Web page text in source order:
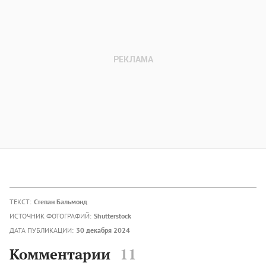
ТЕКСТ: Степан Бальмонд
ИСТОЧНИК ФОТОГРАФИЙ: Shutterstock
ДАТА ПУБЛИКАЦИИ: 30 декабря 2024
Комментарии 11